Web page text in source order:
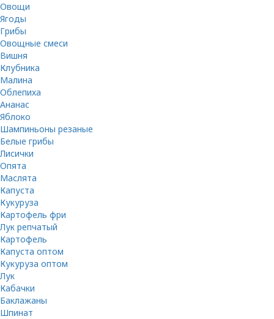
Овощи
Ягоды
Грибы
Овощные смеси
Вишня
Клубника
Малина
Облепиха
Ананас
Яблоко
Шампиньоны резаные
Белые грибы
Лисички
Опята
Маслята
Капуста
Кукуруза
Картофель фри
Лук репчатый
Картофель
Капуста оптом
Кукуруза оптом
Лук
Кабачки
Баклажаны
Шпинат